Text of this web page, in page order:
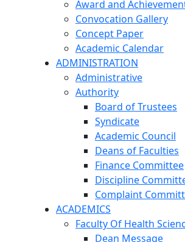
Award and
Convocation Gallery
Concept Paper
Academic Calendar
ADMINISTRATION
Administrative
Authority
Board of Trustees
Syndicate
Academic Council
Deans of Faculties
Finance Committee
Discipline
Complaint
ACADEMICS
Faculty Of Health
Dean Message